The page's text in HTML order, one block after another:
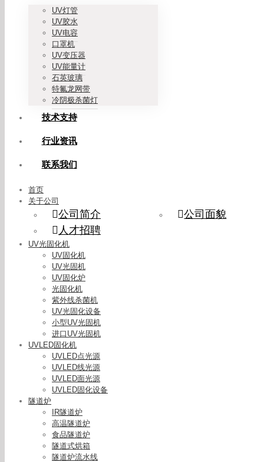
UV灯管
UV胶水
UV电容
口罩机
UV变压器
UV能量计
石英玻璃
特氟龙网带
冷阴极杀菌灯
技术支持
行业资讯
联系我们
首页
关于公司
公司简介
公司面貌
人才招聘
UV光固化机
UV固化机
UV光固机
UV固化炉
光固化机
紫外线杀菌机
UV光固化设备
小型UV光固机
进口UV光固机
UVLED固化机
UVLED点光源
UVLED线光源
UVLED面光源
UVLED固化设备
隧道炉
IR隧道炉
高温隧道炉
食品隧道炉
隧道式烘箱
隧道炉流水线